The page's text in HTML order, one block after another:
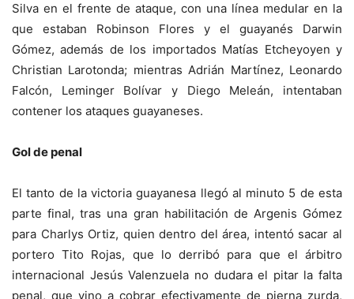
Silva en el frente de ataque, con una línea medular en la
que estaban Robinson Flores y el guayanés Darwin
Gómez, además de los importados Matías Etcheyoyen y
Christian Larotonda; mientras Adrián Martínez, Leonardo
Falcón, Leminger Bolívar y Diego Meleán, intentaban
contener los ataques guayaneses.
Gol de penal
El tanto de la victoria guayanesa llegó al minuto 5 de esta
parte final, tras una gran habilitación de Argenis Gómez
para Charlys Ortiz, quien dentro del área, intentó sacar al
portero Tito Rojas, que lo derribó para que el árbitro
internacional Jesús Valenzuela no dudara el pitar la falta
penal, que vino a cobrar efectivamente de pierna zurda,